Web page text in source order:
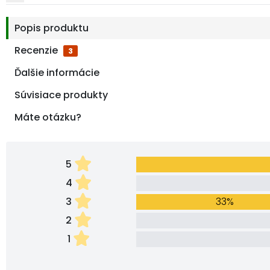
Popis produktu
Recenzie
3
Ďalšie informácie
Súvisiace produkty
Máte otázku?
5
4
3
33%
2
1